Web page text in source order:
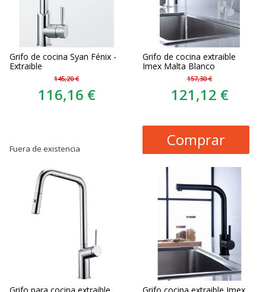
Grifo de cocina Syan Fénix -
Extraible
145,20 €
116,16 €
Fuera de existencia
Grifo de cocina extraible
Imex Malta Blanco
157,30 €
121,12 €
Comprar
Grifo para cocina extraible
Grifo cocina extraible Imex